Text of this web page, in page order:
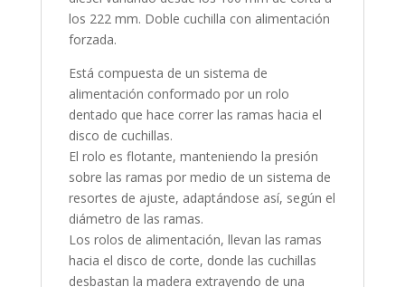
los 222 mm. Doble cuchilla con alimentación
forzada.
Está compuesta de un sistema de
alimentación conformado por un rolo
dentado que hace correr las ramas hacia el
disco de cuchillas.
El rolo es flotante, manteniendo la presión
sobre las ramas por medio de un sistema de
resortes de ajuste, adaptándose así, según el
diámetro de las ramas.
Los rolos de alimentación, llevan las ramas
hacia el disco de corte, donde las cuchillas
desbastan la madera extrayendo de una